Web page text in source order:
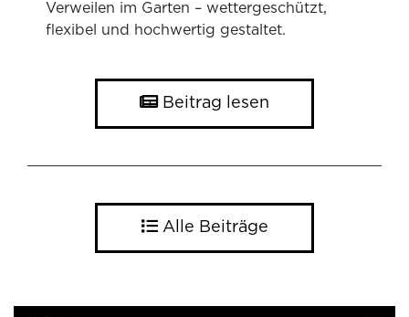
Verweilen im Garten – wettergeschützt,
flexibel und hochwertig gestaltet.
Beitrag lesen
Alle Beiträge